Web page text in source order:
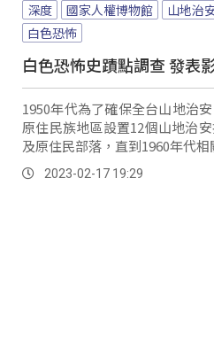
深度 國家人權博物館 山地治
白色恐怖
白色恐怖史蹟點調查 發表
1950年代為了確保全台山地治
原住民族地區設置12個山地治
及原住民部落，直到1960年代相
2023-02-17 19:29